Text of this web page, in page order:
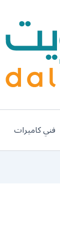
فني كاميرات